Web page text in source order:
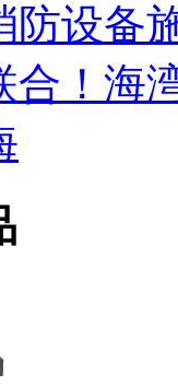
防设备
合！海